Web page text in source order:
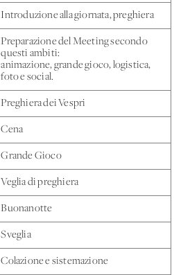
Introduzione alla giornata, preghiera
Preparazione del Meeting secondo
questi ambiti:
animazione, grande gioco, logistica,
foto e social.
Preghiera dei Vespri
Cena
Grande Gioco
Veglia di preghiera
Buonanotte
Sveglia
Colazione e sistemazione